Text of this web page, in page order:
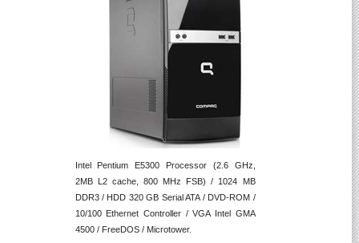
Intel Pentium E5300 Processor (2.6 GHz,
2MB L2 cache, 800 MHz FSB) / 1024 MB
DDR3 / HDD 320 GB Serial ATA / DVD-ROM /
10/100 Ethernet Controller / VGA Intel GMA
4500 / FreeDOS / Microtower.